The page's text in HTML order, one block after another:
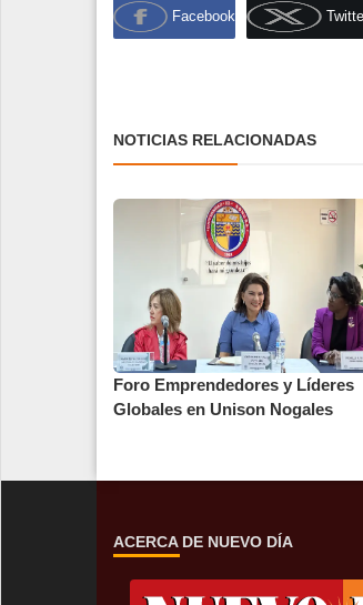
Facebook
NOTICIAS RELACIONADAS
Foro Emprendedores y Líderes
Globales en Unison Nogales
ACERCA DE NUEVO DÍA